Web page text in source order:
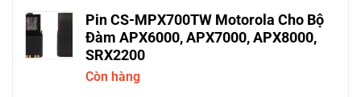
Pin CS-MPX700TW Motorola Cho Bộ
Đàm APX6000, APX7000, APX8000,
SRX2200
Còn hàng